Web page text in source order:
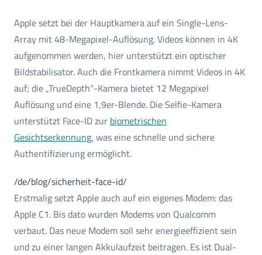
Apple setzt bei der Hauptkamera auf ein Single-Lens-
Array mit 48-Megapixel-Auflösung. Videos können in 4K
aufgenommen werden, hier unterstützt ein optischer
Bildstabilisator. Auch die Frontkamera nimmt Videos in 4K
auf; die „TrueDepth“-Kamera bietet 12 Megapixel
Auflösung und eine 1,9er-Blende. Die Selfie-Kamera
unterstützt Face-ID zur biometrischen
Gesichtserkennung, was eine schnelle und sichere
Authentifizierung ermöglicht.
/de/blog/sicherheit-face-id/
Erstmalig setzt Apple auch auf ein eigenes Modem: das
Apple C1. Bis dato wurden Modems von Qualcomm
verbaut. Das neue Modem soll sehr energieeffizient sein
und zu einer langen Akkulaufzeit beitragen. Es ist Dual-